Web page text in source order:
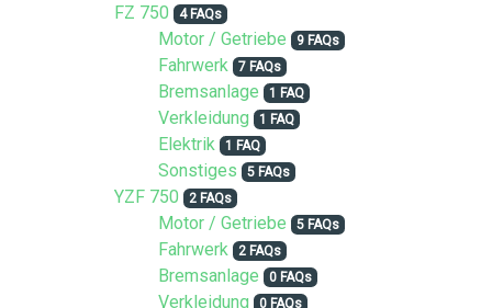
FZ 750 4 FAQs
Motor / Getriebe 9 FAQs
Fahrwerk 7 FAQs
Bremsanlage 1 FAQ
Verkleidung 1 FAQ
Elektrik 1 FAQ
Sonstiges 5 FAQs
YZF 750 2 FAQs
Motor / Getriebe 5 FAQs
Fahrwerk 2 FAQs
Bremsanlage 0 FAQs
Verkleidung 0 FAQs